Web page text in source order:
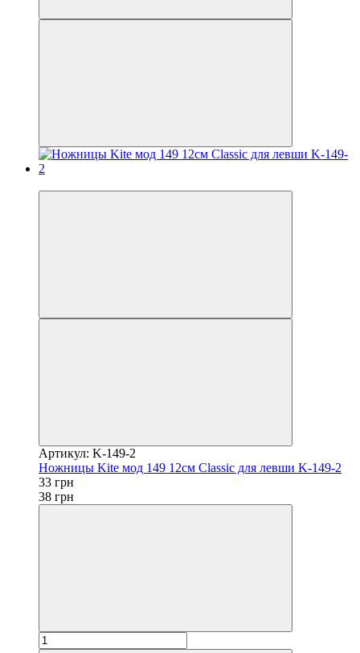
Артикул: K-149-2
Ножницы Kite мод 149 12см Classic для левши K-149-2
33 грн
38 грн